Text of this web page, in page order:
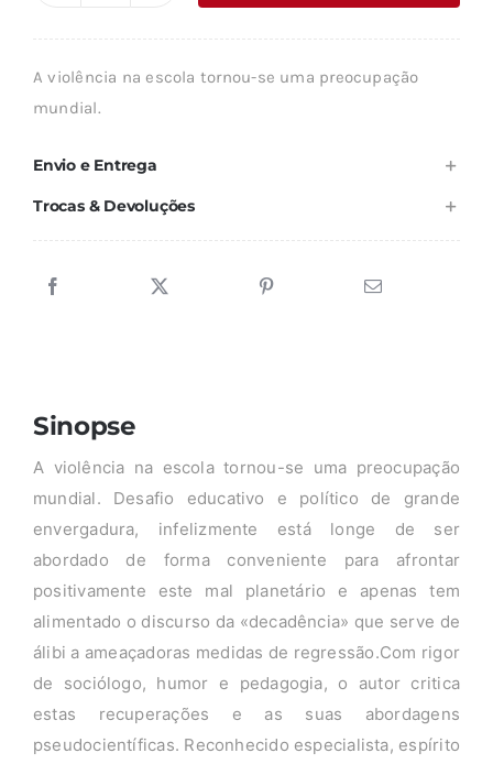
era:
é:
A violência na escola tornou-se uma preocupação
mundial.
Envio e Entrega
Trocas & Devoluções
Sinopse
A violência na escola tornou-se uma preocupação
mundial. Desafio educativo e político de grande
envergadura, infelizmente está longe de ser
abordado de forma conveniente para afrontar
positivamente este mal planetário e apenas tem
alimentado o discurso da «decadência» que serve de
álibi a ameaçadoras medidas de regressão.Com rigor
de sociólogo, humor e pedagogia, o autor critica
estas recuperações e as suas abordagens
pseudocientíficas. Reconhecido especialista, espírito